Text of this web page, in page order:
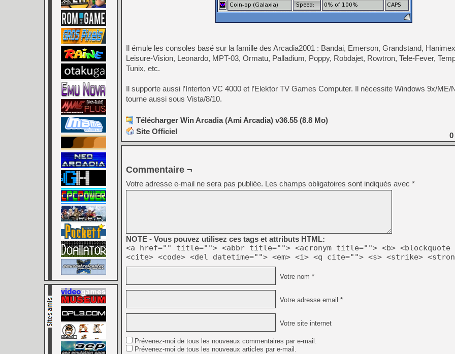
[GK] Oubliez Crazy Taxi,
[LS] [Switch] NSZ 5.0.0
[GK] No More Room in
Il émule les consoles basé sur la famille des Arcadia2001 : Bandai, Emerson, Grandstand,
Leisure-Vision, Leonardo, MPT-03, Ormatu, Palladium, Poppy, Robdajet, Rowtron, Tele-Fever,
Tunix, etc.
Il supporte aussi l’Interton VC 4000 et l’Elektor TV Games Computer. Il nécessite Windows 9x/ME/
tourne aussi sous Vista/8/10.
Télécharger Win Arcadia (Ami Arcadia) v36.55 (8.8 Mo)
Site Officiel
0
Commentaire ¬
Votre adresse e-mail ne sera pas publiée. Les champs obligatoires sont indiqués avec *
NOTE - Vous pouvez utilisez ces tags et attributs HTML:
<a href="" title=""> <abbr title=""> <acronym title=""> <b> <blockquote
<cite> <code> <del datetime=""> <em> <i> <q cite=""> <s> <strike>
Votre nom *
Votre adresse email *
Votre site internet
Prévenez-moi de tous les nouveaux commentaires par e-mail.
Prévenez-moi de tous les nouveaux articles par e-mail.